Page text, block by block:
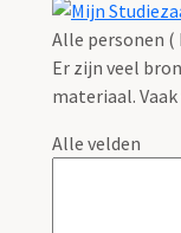
Alle personen
Er zijn veel
materiaal.
Alle velden